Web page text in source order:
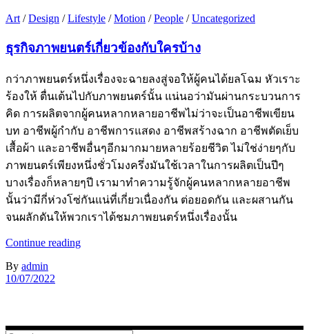
Art /Design /Lifestyle /Motion /People /Uncategorized
ธุรกิจภาพยนตร์เกี่ยวข้องกับใครบ้าง
กว่าภาพยนตร์หนึ่งเรื่องจะฉายลงสู่จอให้ผู้คนได้ยลโฉม หัวเราะ
ร้องให้ ตื่นเต้นไปกับภาพยนตร์นั้น แน่นอว่ามันผ่านกระบวนการ
คิด การผลิตจากผู้คนหลากหลายอาชีพไม่ว่าจะเป็นอาชีพเขียน
บท อาชีพผู้กำกับ อาชีพการแสดง อาชีพสร้างฉาก อาชีพตัดเย็บ
เสื้อผ้า และอาชีพอื่นๆอีกมากมายหลายร้อยชีวิต ไม่ใช่ง่ายๆกับ
ภาพยนตร์เพียงหนึ่งชั่วโมงครึ่งมันใช้เวลาในการผลิตเป็นปีๆ
บางเรื่องก็หลายๆปี เรามาทำความรู้จักผู้คนหลากหลายอาชีพ
นั้นว่ามีกี่ห่วงโซ่กันแน่ที่เกี่ยวเนื่องกัน ต่อยอดกัน และผสานกัน
จนผลักดันให้พวกเราได้ชมภาพยนตร์หนึ่งเรื่องนั้น
Continue reading
By admin
10/07/2022